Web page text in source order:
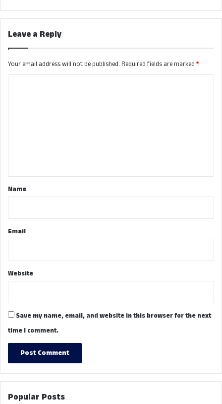
Leave a Reply
Your email address will not be published. Required fields are marked *
*Name
Email
Website
Save my name, email, and website in this browser for the next
time I comment.
Popular Posts